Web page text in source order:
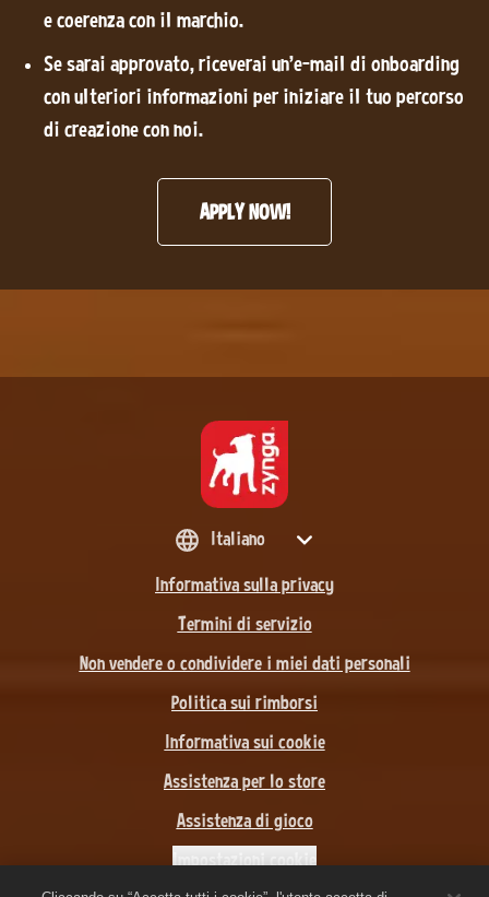
e coerenza con il marchio.
Se sarai approvato, riceverai un'e-mail di onboarding
con ulteriori informazioni per iniziare il tuo percorso
di creazione con noi.
APPLY NOW!
Informativa sulla privacy
Termini di servizio
Non vendere o condividere i miei dati personali
Politica sui rimborsi
Informativa sui cookie
Assistenza per lo store
Assistenza di gioco
Impostazioni cookie
Italiano